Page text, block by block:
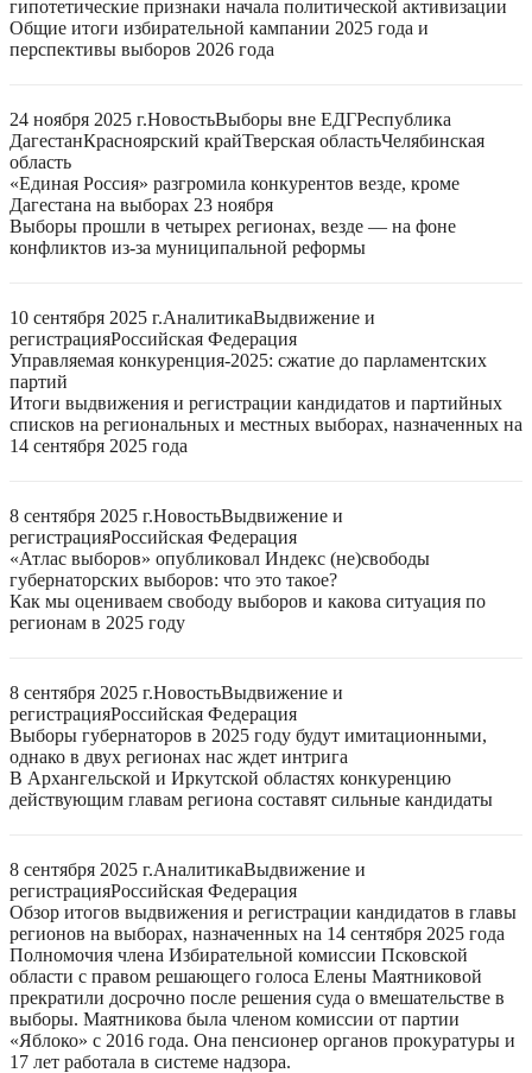
гипотетические признаки начала политической активизации
Общие итоги избирательной кампании 2025 года и
перспективы выборов 2026 года
24 ноября 2025 г.НовостьВыборы вне ЕДГРеспублика
ДагестанКрасноярский крайТверская областьЧелябинская
область
«Единая Россия» разгромила конкурентов везде, кроме
Дагестана на выборах 23 ноября
Выборы прошли в четырех регионах, везде — на фоне
конфликтов из-за муниципальной реформы
10 сентября 2025 г.АналитикаВыдвижение и
регистрацияРоссийская Федерация
Управляемая конкуренция-2025: сжатие до парламентских
партий
Итоги выдвижения и регистрации кандидатов и партийных
списков на региональных и местных выборах, назначенных на
14 сентября 2025 года
8 сентября 2025 г.НовостьВыдвижение и
регистрацияРоссийская Федерация
«Атлас выборов» опубликовал Индекс (не)свободы
губернаторских выборов: что это такое?
Как мы оцениваем свободу выборов и какова ситуация по
регионам в 2025 году
8 сентября 2025 г.НовостьВыдвижение и
регистрацияРоссийская Федерация
Выборы губернаторов в 2025 году будут имитационными,
однако в двух регионах нас ждет интрига
В Архангельской и Иркутской областях конкуренцию
действующим главам региона составят сильные кандидаты
8 сентября 2025 г.АналитикаВыдвижение и
регистрацияРоссийская Федерация
Обзор итогов выдвижения и регистрации кандидатов в главы
регионов на выборах, назначенных на 14 сентября 2025 года
Полномочия члена Избирательной комиссии Псковской
области с правом решающего голоса Елены Маятниковой
прекратили досрочно после решения суда о вмешательстве в
выборы. Маятникова была членом комиссии от партии
«Яблоко» с 2016 года. Она пенсионер органов прокуратуры и
17 лет работала в системе надзора.